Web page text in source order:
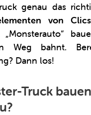
genau das
von Clics
Weg bahnt.
Dann los!
Truck